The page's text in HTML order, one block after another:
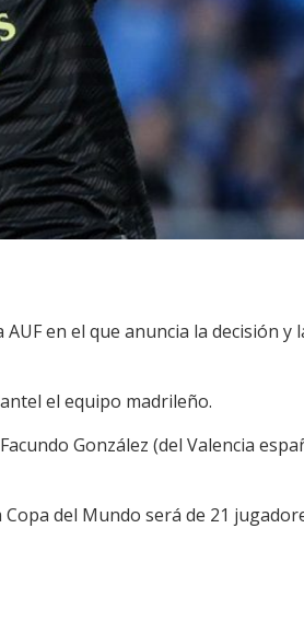
en el que anuncia la decisión y
el equipo madrileño.
González (del Valencia
del Mundo será de 21